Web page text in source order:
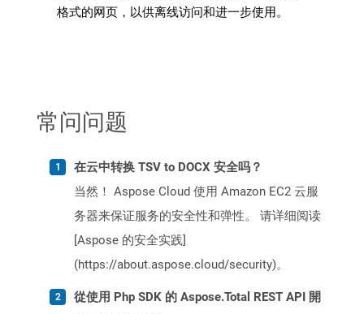
格式的网页，以供离线访问和进一步使用。
常问问题
在云中转换 TSV to DOCX 安全吗？
当然！ Aspose Cloud 使用 Amazon EC2 云服
务器来保证服务的安全性和弹性。 请详细阅读
[Aspose 的安全实践]
(https://about.aspose.cloud/security)。
從使用 Php SDK 的 Aspose.Total REST API 開